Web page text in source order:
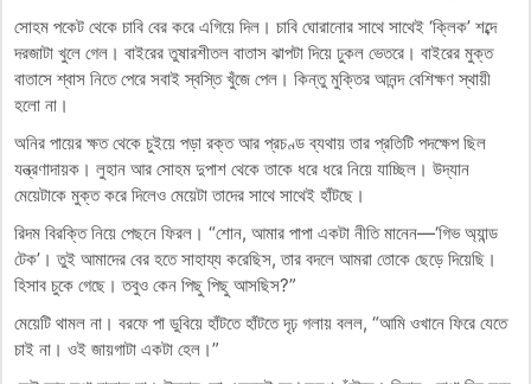
সোহম পকেট থেকে চাবি বের করে এগিয়ে দিল। চাবি ঘোরানোর সাথে সাথেই ‘ক্লিক’ শব্দে
দরজাটা খুলে গেল। বাইরের তুষারশীতল বাতাস ঝাপটা দিয়ে ঢুকল ভেতরে। বাইরের মুক্ত
বাতাসে শ্বাস নিতে পেরে সবাই স্বস্তি খুঁজে পেল। কিন্তু মুক্তির আনন্দ বেশিক্ষণ স্থায়ী
হলো না।
অনির পায়ের ক্ষত থেকে চুইয়ে পড়া রক্ত আর প্রচণ্ড ব্যথায় তার প্রতিটি পদক্ষেপ ছিল
যন্ত্রণাদায়ক। লুহান আর সোহম দুপাশ থেকে তাকে ধরে ধরে নিয়ে যাচ্ছিল। উদ্যান
মেয়েটাকে মুক্ত করে দিলেও মেয়েটা তাদের সাথে সাথেই হাঁটছে।
রিদম বিরক্তি নিয়ে পেছনে ফিরল। “শোন, আমার পাপা একটা নীতি মানেন—‘গিভ অ্যান্ড
টেক’। তুই আমাদের বের হতে সাহায্য করেছিস, তার বদলে আমরা তোকে ছেড়ে দিয়েছি।
হিসাব চুকে গেছে। তবুও কেন পিছু পিছু আসছিস?”
মেয়েটি থামল না। বরফে পা ডুবিয়ে হাঁটতে হাঁটতে দৃঢ় গলায় বলল, “আমি ওখানে ফিরে যেতে
চাই না। ওই জায়গাটা একটা হেল।”